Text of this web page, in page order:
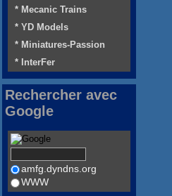
* Mecanic Trains
* YD Models
* Miniatures-Passion
* InterFer
Rechercher avec
Google
amfg.dyndns.org
WWW